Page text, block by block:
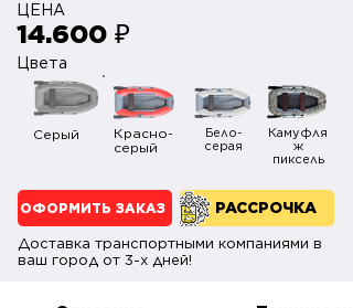
ЦЕНА
14.600 ₽
Цвета
Серый
Красно-
серый
Бело-
серая
Камуфля
ж
пиксель
ОФОРМИТЬ ЗАКАЗ РАССРОЧКА
Доставка транспортными компаниями в
ваш город от 3-х дней!